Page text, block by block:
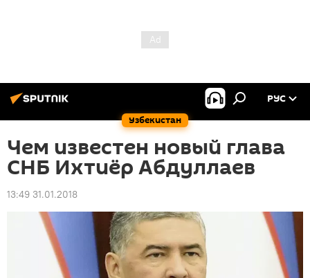
Узбекистан
РУС
Чем известен новый глава
СНБ Ихтиёр Абдуллаев
13:49 31.01.2018